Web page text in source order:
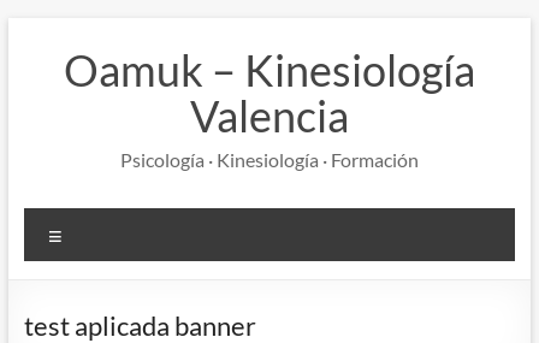
contenidoOamuk – Kinesiología
Valencia
Psicología · Kinesiología · Formación
test aplicada banner